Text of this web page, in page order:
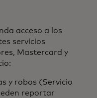
acceso a los
servicios
Mastercard y
y robos (Servicio
reportar